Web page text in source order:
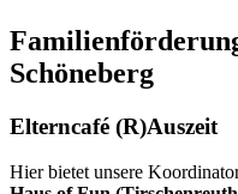
Schöneberg
Elterncafé (R)Auszeit
Hier bietet unsere